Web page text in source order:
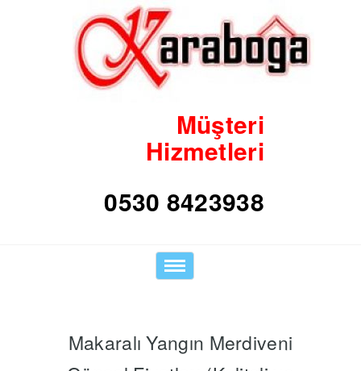
Müşteri
Hizmetleri
Toggle
navigation
Makaralı Yangın Merdiveni